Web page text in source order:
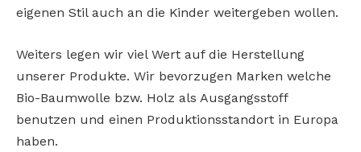
eigenen Stil auch an die Kinder weitergeben wollen.
Weiters legen wir viel Wert auf die Herstellung
unserer Produkte. Wir bevorzugen Marken welche
Bio-Baumwolle bzw. Holz als Ausgangsstoff
benutzen und einen Produktionsstandort in Europa
haben.